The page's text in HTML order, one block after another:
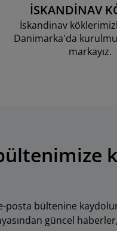
İSKANDİNAV
İskandinav
Danimarka'da
markayız.
posta bültenine
güncel